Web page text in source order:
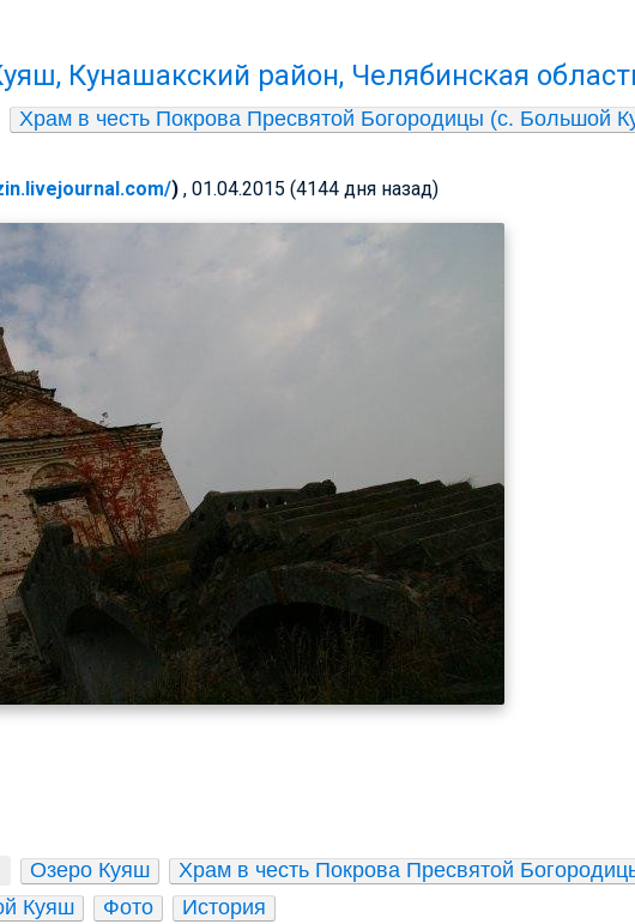
Кунашакский район, Челябинская
Храм в честь Покрова Пресвятой Богородицы (с. Большой
) , 01.04.2015 (4144 дня назад)
Озеро Куяш
Храм в честь Покрова Пресвятой
Куяш
Фото История